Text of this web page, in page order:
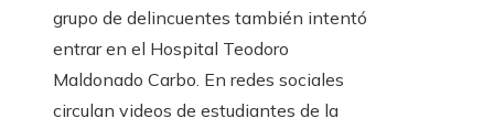
grupo de delincuentes también intentó
entrar en el Hospital Teodoro
Maldonado Carbo. En redes sociales
circulan videos de estudiantes de la